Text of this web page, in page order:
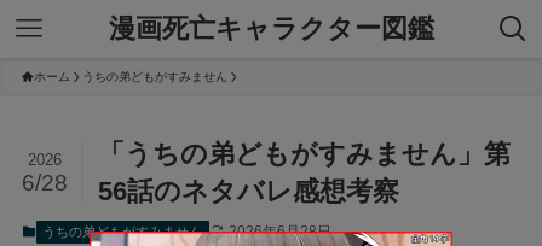
漫画死亡キャラクター図鑑
ホーム うちの弟どもがすみません
「うちの弟どもがすみません」第
56話のネタバレ感想考察
2026
6/28
うちの弟どもがすみません 2026年6月28日